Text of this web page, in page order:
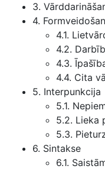
3.
4.
4.1.
4.2.
4.3.
4.4. Cita
5. Interpunkcija
5.1.
5.2. Lieka
5.3.
6. Sintakse
6.1.